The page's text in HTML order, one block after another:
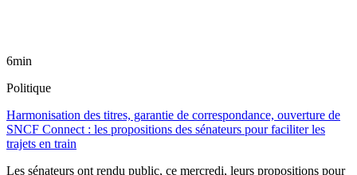
6min
Politique
Harmonisation des titres, garantie de correspondance, ouverture de
SNCF Connect : les propositions des sénateurs pour faciliter les
trajets en train
Les sénateurs ont rendu public, ce mercredi, leurs propositions pour